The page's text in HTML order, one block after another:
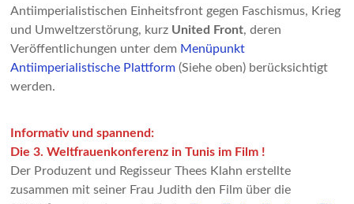
Antiimperialistischen Einheitsfront gegen Faschismus, Krieg
und Umweltzerstörung, kurz United Front, deren
Veröffentlichungen unter dem Menüpunkt
Antiimperialistische Plattform (Siehe oben) berücksichtigt
werden.
Informativ und spannend:
Die 3. Weltfrauenkonferenz in Tunis im Film !
Der Produzent und Regisseur Thees Klahn erstellte
zusammen mit seiner Frau Judith den Film über die